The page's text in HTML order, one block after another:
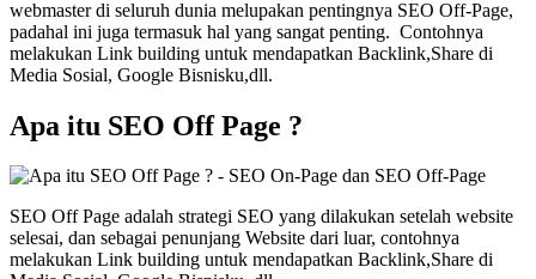
webmaster di seluruh dunia melupakan pentingnya SEO Off-Page,
padahal ini juga termasuk hal yang sangat penting. Contohnya
melakukan Link building untuk mendapatkan Backlink,Share di
Media Sosial, Google Bisnisku,dll.
Apa itu SEO Off Page ?
SEO Off Page adalah strategi SEO yang dilakukan setelah website
selesai, dan sebagai penunjang Website dari luar, contohnya
melakukan Link building untuk mendapatkan Backlink,Share di